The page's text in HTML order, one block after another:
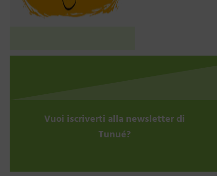
Vuoi iscriverti alla newsletter di
Tunué?